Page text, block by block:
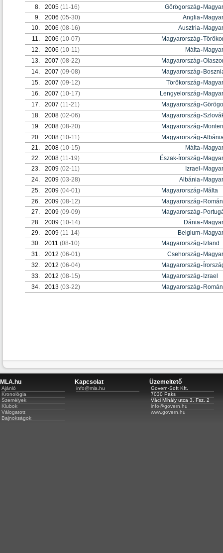
8.
2005 (11-16) Görögország-
9.
2006 (05-30) Anglia-
10.
2006 (08-16) Ausztria-
11.
2006 (10-07) Magyarország-
12.
2006 (10-11) Málta-
13.
2007 (08-22) Magyarország-
14.
2007 (09-08) Magyarország-
15.
2007 (09-12) Törökország-
16.
2007 (10-17) Lengyelország-
17.
2007 (11-21) Magyarország-
18.
2008 (02-06) Magyarország-
19.
2008 (08-20) Magyarország-
20.
2008 (10-11) Magyarország-
21.
2008 (10-15) Málta-
22.
2008 (11-19) Észak-Írország-
23.
2009 (02-11) Izrael-
24.
2009 (03-28) Albánia-
25.
2009 (04-01) Magyarország-Málta
26.
2009 (08-12) Magyarország-
27.
2009 (09-09) Magyarország-
28.
2009 (10-14) Dánia-
29.
2009 (11-14) Belgium-
30.
2011 (08-10) Magyarország-Izland
31.
2012 (06-01) Csehország-
32.
2012 (06-04) Magyarország-
33.
2012 (08-15) Magyarország-Izrael
34.
2013 (03-22) Magyarország-
MLA.hu
Ajánló
Kronológia
Személyek
Klubok
Válogatott
Bajnokságok
Kapcsolat
info@mla.hu
Üzemeltető
Govern-Soft Kft.
7030 Paks
Váci Mihály utca 3. Fsz. 2
info@govern.hu
www.govern.hu